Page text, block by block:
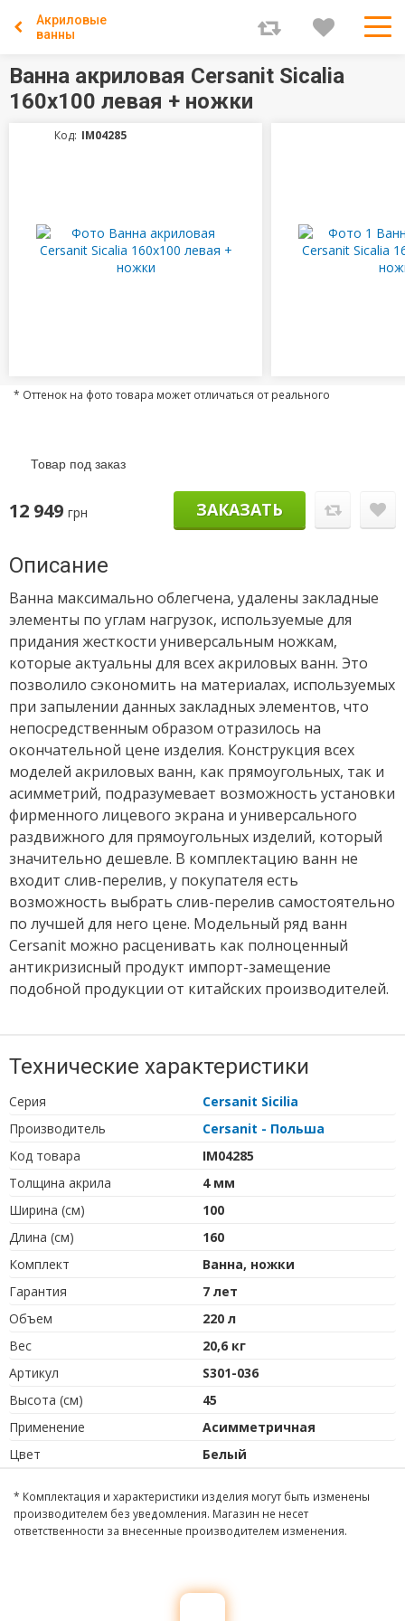
Акриловые
ванны
Ванна акриловая Cersanit Sicalia
160x100 левая + ножки
Код: IM04285
* Оттенок на фото товара может отличаться от реального
Товар под заказ
12 949 грн ЗАКАЗАТЬ
Описание
Ванна максимально облегчена, удалены закладные
элементы по углам нагрузок, используемые для
придания жесткости универсальным ножкам,
которые актуальны для всех акриловых ванн. Это
позволило сэкономить на материалах, используемых
при запылении данных закладных элементов, что
непосредственным образом отразилось на
окончательной цене изделия. Конструкция всех
моделей акриловых ванн, как прямоугольных, так и
асимметрий, подразумевает возможность установки
фирменного лицевого экрана и универсального
раздвижного для прямоугольных изделий, который
значительно дешевле. В комплектацию ванн не
входит слив-перелив, у покупателя есть
возможность выбрать слив-перелив самостоятельно
по лучшей для него цене. Модельный ряд ванн
Cersanit можно расценивать как полноценный
антикризисный продукт импорт-замещение
подобной продукции от китайских производителей.
Технические характеристики
Серия
Cersanit Sicilia
Производитель
Cersanit - Польша
Код товара
IM04285
Толщина акрила
4 мм
Ширина (см)
100
Длина (см)
160
Комплект
Ванна, ножки
Гарантия
7 лет
Объем
220 л
Вес
20,6 кг
Артикул
S301-036
Высота (см)
45
Применение
Асимметричная
Цвет
Белый
* Комплектация и характеристики изделия могут быть изменены
производителем без уведомления. Магазин не несет
ответственности за внесенные производителем изменения.